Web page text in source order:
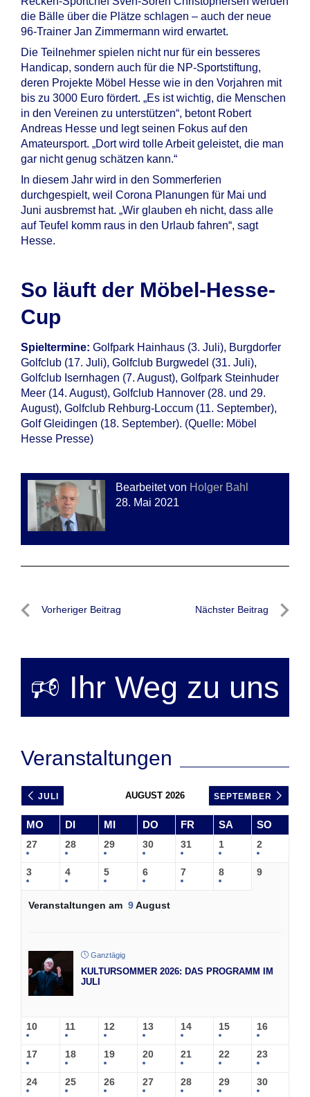
die Bälle über die Plätze schlagen – auch der neue
96-Trainer Jan Zimmermann wird erwartet.
Die Teilnehmer spielen nicht nur für ein besseres
Handicap, sondern auch für die NP-Sportstiftung,
deren Projekte Möbel Hesse wie in den Vorjahren mit
bis zu 3000 Euro fördert. „Es ist wichtig, die Menschen
in den Vereinen zu unterstützen“, betont Robert
Andreas Hesse und legt seinen Fokus auf den
Amateursport. „Dort wird tolle Arbeit geleistet, die man
gar nicht genug schätzen kann.“
In diesem Jahr wird in den Sommerferien
durchgespielt, weil Corona Planungen für Mai und
Juni ausbremst hat. „Wir glauben eh nicht, dass alle
auf Teufel komm raus in den Urlaub fahren“, sagt
Hesse.
So läuft der Möbel-Hesse-
Cup
Spieltermine: Golfpark Hainhaus (3. Juli), Burgdorfer
Golfclub (17. Juli), Golfclub Burgwedel (31. Juli),
Golfclub Isernhagen (7. August), Golfpark Steinhuder
Meer (14. August), Golfclub Hannover (28. und 29.
August), Golfclub Rehburg-Loccum (11. September),
Golf Gleidingen (18. September). (Quelle: Möbel
Hesse Presse)
Bearbeitet von Holger Bahl
28. Mai 2021
Beitragsnavigation
Vorheriger Beitrag Nächster Beitrag
🕫 Ihr Weg zu uns
Veranstaltungen
JULI AUGUST 2026 SEPTEMBER
MO DI MI DO FR SA SO
27 28 29 30 31 1 2
3 4 5 6 7 8 9
Veranstaltungen am 9August
Ganztägig
KULTURSOMMER 2026: DAS PROGRAMM IM
JULI
10 11 12 13 14 15 16
17 18 19 20 21 22 23
24 25 26 27 28 29 30